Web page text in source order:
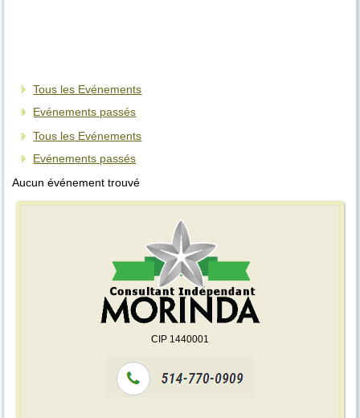
Tous les Evénements
Evénements passés
Tous les Evénements
Evénements passés
Aucun événement trouvé
CIP 1440001